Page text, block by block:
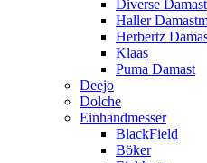
Diverse Damast
Haller
Herbertz
Klaas
Puma Damast
Deejo
Dolche
Einhandmesser
BlackField
Böker